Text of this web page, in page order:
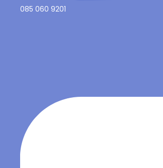
085 060 9201